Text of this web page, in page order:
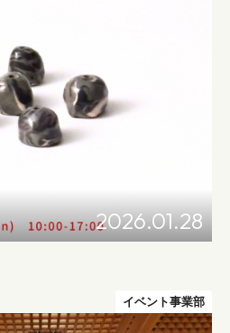
2026.01.28
イベント事業部